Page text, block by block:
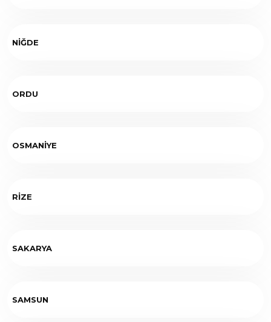
NİĞDE
ORDU
OSMANİYE
RİZE
SAKARYA
SAMSUN